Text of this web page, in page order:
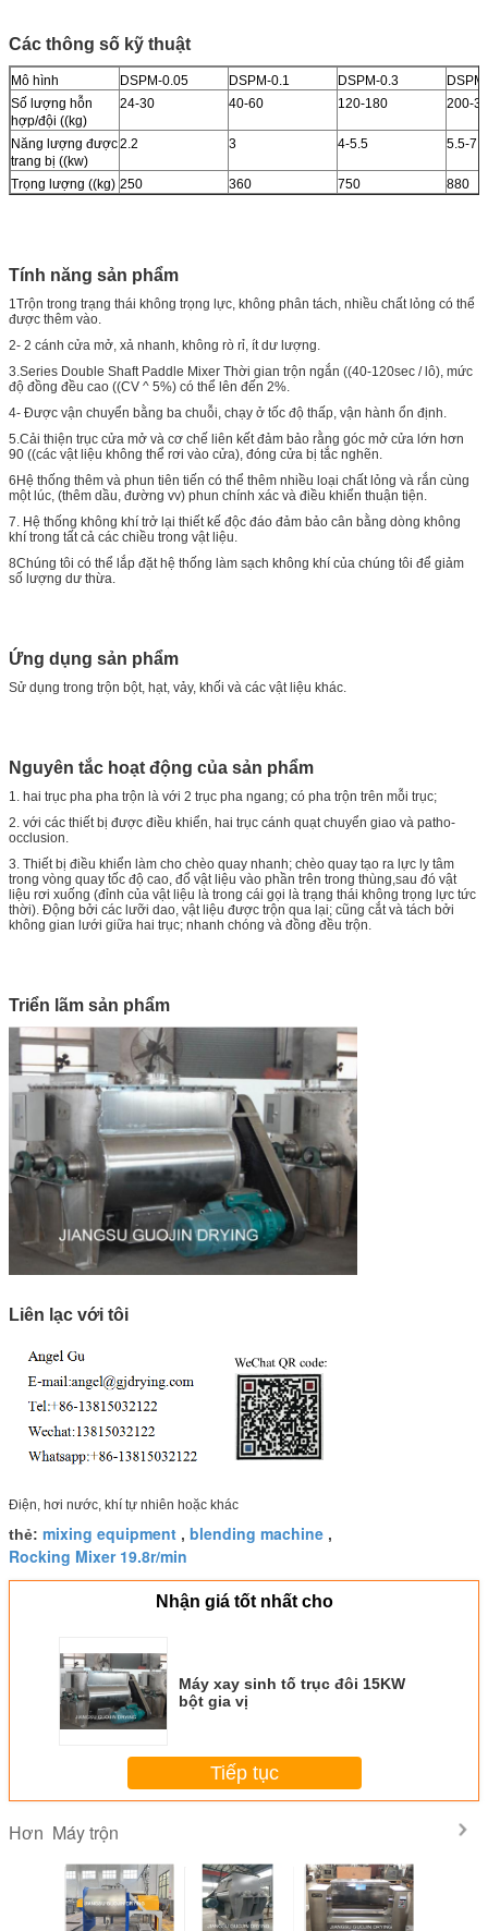
Các thông số kỹ thuật
Mô hình DSPM-0.05 DSPM-0.1 DSPM-0.3
Số lượng hỗn
hợp/đội ((kg)
24-30 40-60 120-180 200-
Năng lượng được
trang bị ((kw)
2.2 3 4-5.5 5.5-7.5
Trọng lượng ((kg) 250 360 750 880
Tính năng sản phẩm
1Trộn trong trạng thái không trọng lực, không phân tách, nhiều chất lỏng có thể
được thêm vào.
2- 2 cánh cửa mở, xả nhanh, không rò rỉ, ít dư lượng.
3.Series Double Shaft Paddle Mixer Thời gian trộn ngắn ((40-120sec / lô), mức
độ đồng đều cao ((CV ^ 5%) có thể lên đến 2%.
4- Được vận chuyển bằng ba chuỗi, chạy ở tốc độ thấp, vận hành ổn định.
5.Cải thiện trục cửa mở và cơ chế liên kết đảm bảo rằng góc mở cửa lớn hơn
90 ((các vật liệu không thể rơi vào cửa), đóng cửa bị tắc nghẽn.
6Hệ thống thêm và phun tiên tiến có thể thêm nhiều loại chất lỏng và rắn cùng
một lúc, (thêm dầu, đường vv) phun chính xác và điều khiển thuận tiện.
7. Hệ thống không khí trở lại thiết kế độc đáo đảm bảo cân bằng dòng không
khí trong tất cả các chiều trong vật liệu.
8Chúng tôi có thể lắp đặt hệ thống làm sạch không khí của chúng tôi để giảm
số lượng dư thừa.
Ứng dụng sản phẩm
Sử dụng trong trộn bột, hạt, vảy, khối và các vật liệu khác.
Nguyên tắc hoạt động của sản phẩm
1. hai trục pha pha trộn là với 2 trục pha ngang; có pha trộn trên mỗi trục;
2. với các thiết bị được điều khiển, hai trục cánh quạt chuyển giao và patho-
occlusion.
3. Thiết bị điều khiển làm cho chèo quay nhanh; chèo quay tạo ra lực ly tâm
trong vòng quay tốc độ cao, đổ vật liệu vào phần trên trong thùng,sau đó vật
liệu rơi xuống (đỉnh của vật liệu là trong cái gọi là trạng thái không trọng lực tức
thời). Động bởi các lưỡi dao, vật liệu được trộn qua lại; cũng cắt và tách bởi
không gian lưới giữa hai trục; nhanh chóng và đồng đều trộn.
Triển lãm sản phẩm
Liên lạc với tôi
Điện, hơi nước, khí tự nhiên hoặc khác
thẻ: mixing equipment , blending machine ,
Rocking Mixer 19.8r/min
Nhận giá tốt nhất cho
Máy xay sinh tố trục đôi 15KW
bột gia vị
Tiếp tục
Hơn Máy trộn